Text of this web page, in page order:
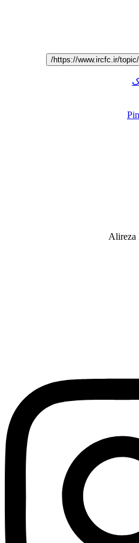
https://www.ircfc.ir/
Alireza